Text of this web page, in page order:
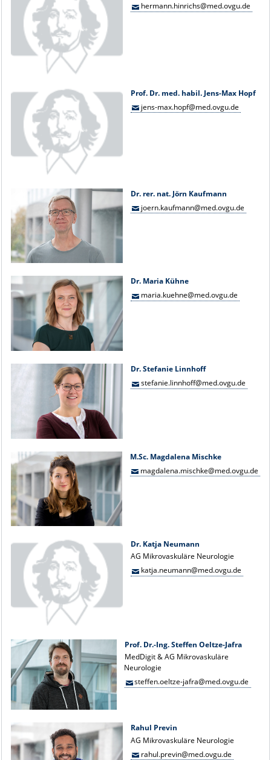
hermann.hinrichs@med.ovgu.de
Prof. Dr. med. habil. Jens-Max Hopf
jens-max.hopf@med.ovgu.de
Dr. rer. nat. Jörn Kaufmann
joern.kaufmann@med.ovgu.de
Dr. Maria Kühne
maria.kuehne@med.ovgu.de
Dr. Stefanie Linnhoff
stefanie.linnhoff@med.ovgu.de
M.Sc. Magdalena Mischke
magdalena.mischke@med.ovgu.de
Dr. Katja Neumann
AG Mikrovaskuläre Neurologie
katja.neumann@med.ovgu.de
Prof. Dr.-Ing. Steffen Oeltze-Jafra
MedDigit & AG Mikrovaskuläre
Neurologie
steffen.oeltze-jafra@med.ovgu.de
Rahul Previn
AG Mikrovaskuläre Neurologie
rahul.previn@med.ovgu.de